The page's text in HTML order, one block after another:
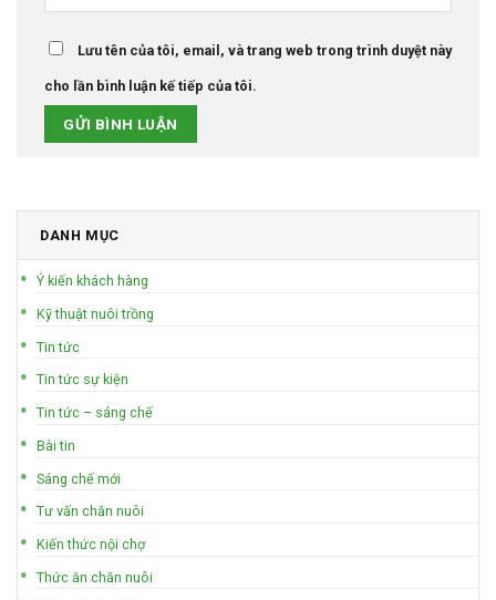
Lưu tên của tôi, email, và trang web trong trình duyệt này
cho lần bình luận kế tiếp của tôi.
DANH MỤC
Ý kiến khách hàng
Kỹ thuật nuôi trồng
Tin tức
Tin tức sự kiện
Tin tức – sáng chế
Bài tin
Sáng chế mới
Tư vấn chăn nuôi
Kiến thức nội chợ
Thức ăn chăn nuôi